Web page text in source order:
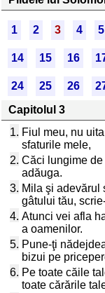
1 2 3 4 5
14 15 16
24 25 26
Capitolul 3
1. Fiul meu, nu
sfaturile mele,
2. Căci lungime
adăuga.
3. Mila şi adevărul
gâtului tău,
4. Atunci vei afla
a oamenilor.
5. Pune-ţi
bizui pe
6. Pe toate căile
toate cărările